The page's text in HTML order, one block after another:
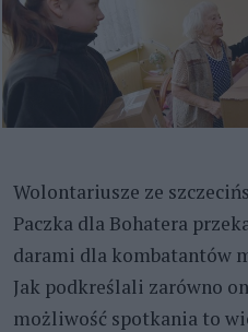
Wolontariusze ze
Paczka dla Bohatera
darami dla kombatantów
Jak podkreślali zarówno
możliwość spotkania to